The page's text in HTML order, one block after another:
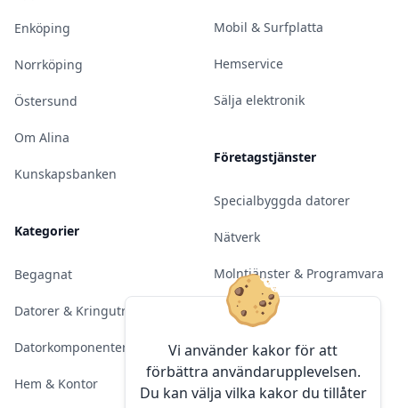
Vi använder kakor för att
förbättra användarupplevelsen.
Du kan välja vilka kakor du tillåter
Enköping
Norrköping
Östersund
Om Alina
Kunskapsbanken
Kategorier
Begagnat
Datorer & Kringutrustning
Datorkomponenter
Hem & Kontor
Mobil & Surfplatta
Hemservice
Sälja elektronik
Företagstjänster
Specialbyggda datorer
Nätverk
Molntjänster & Programvara
Server & Backup
Kameraövervakning
Konferens & Public Display